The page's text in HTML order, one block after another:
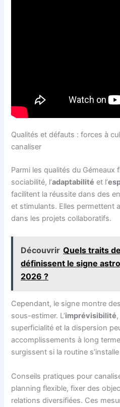
Qualités et défauts : forces à
canaliser
Parmi les qualités du Gémeaux
sociabilité, l’adaptabilité et l’
facilitent la réussite dans des
et stimulants. Elles permettent
dans les projets collaboratifs.
Découvrir Quels traits
définissent le signe
2026 ?
Cependant, le signe montre
sous-estimer. L’imprévisibilité
superficialité et la dispersion
accomplissements à long
surgissent si la routine
Conseils pratiques pour
planning flexible, fixer des
relations diversifiées. Ces